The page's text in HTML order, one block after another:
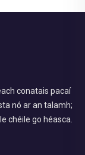
conatais pacaí
nó ar an talamh;
chéile go héasca.